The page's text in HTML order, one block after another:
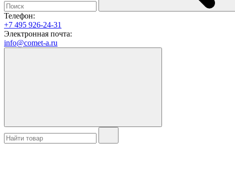
Телефон:
+7 495 926-24-31
Электронная почта:
info@comet-a.ru